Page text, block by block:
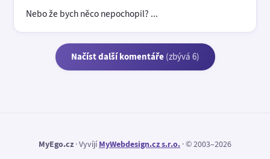
Nebo že bych něco nepochopil? ...
Načíst další komentáře (zbývá 6)
MyEgo.cz · VyvíjíMyWebdesign.cz s.r.o. · © 2003–2026